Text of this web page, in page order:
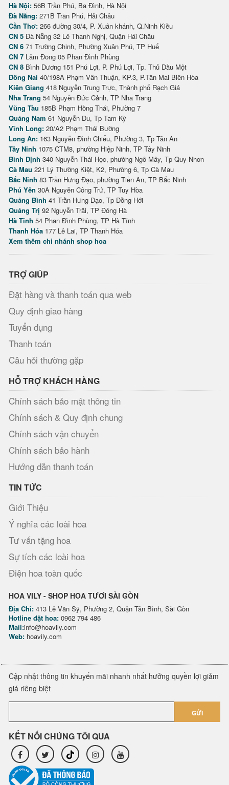
Hà Nội: 56B Trần Phú, Ba Đình, Hà Nội
Đà Nẵng: 271B Trần Phú, Hải Châu
Cần Thơ: 266 đường 30/4, P. Xuân khánh, Q.Ninh Kiều
CN 5 Đà Nẵng 32 Lê Thanh Nghị, Quận Hải Châu
CN 6 71 Trường Chinh, Phường Xuân Phú, TP Huế
CN 7 Lâm Đồng 05 Phan Đình Phùng
CN 8 Bình Dương 151 Phú Lợi, P. Phú Lợi, Tp. Thủ Dầu Một
Đồng Nai 40/198A Phạm Văn Thuận, KP.3, P.Tân Mai Biên Hòa
Kiên Giang 418 Nguyễn Trung Trực, Thành phố Rạch Giá
Nha Trang 54 Nguyễn Đức Cảnh, TP Nha Trang
Vũng Tàu 185B Phạm Hồng Thái, Phường 7
Quảng Nam 61 Nguyễn Du, Tp Tam Kỳ
Vĩnh Long: 20/A2 Phạm Thái Bường
Long An: 163 Nguyễn Đình Chiểu, Phường 3, Tp Tân An
Tây Ninh 1075 CTM8, phường Hiệp Ninh, TP Tây Ninh
Bình Định 340 Nguyễn Thái Học, phường Ngô Mây, Tp Quy Nhơn
Cà Mau 221 Lý Thường Kiệt, K2, Phường 6, Tp Cà Mau
Bắc Ninh 83 Trần Hưng Đạo, phường Tiền An, TP Bắc Ninh
Phú Yên 30A Nguyễn Công Trứ, TP Tuy Hòa
Quảng Bình 41 Trần Hưng Đạo, Tp Đồng Hới
Quảng Trị 92 Nguyễn Trãi, TP Đông Hà
Hà Tĩnh 54 Phan Đình Phùng, TP Hà Tĩnh
Thanh Hóa 177 Lê Lai, TP Thanh Hóa
Xem thêm chi nhánh shop hoa
TRỢ GIÚP
Đặt hàng và thanh toán qua web
Quy định giao hàng
Tuyển dụng
Thanh toán
Câu hỏi thường gặp
HỖ TRỢ KHÁCH HÀNG
Chính sách bảo mật thông tin
Chính sách & Quy định chung
Chính sách vận chuyển
Chính sách bảo hành
Hướng dẫn thanh toán
TIN TỨC
Giới Thiệu
Ý nghĩa các loài hoa
Tư vấn tặng hoa
Sự tích các loài hoa
Điện hoa toàn quốc
HOA VILY - SHOP HOA TƯƠI SÀI GÒN
Địa Chỉ: 413 Lê Văn Sỹ, Phường 2, Quận Tân Bình, Sài Gòn
Hotline đặt hoa: 0962 794 486
Mail:info@hoavily.com
Web: hoavily.com
Cập nhật thông tin khuyến mãi nhanh nhất hưởng quyền lợi giảm
giá riêng biệt
GỬI
KẾT NỐI CHÚNG TÔI QUA